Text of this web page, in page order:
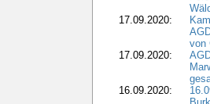
17.09.2020:
von
17.09.2020:
16.09.2020: